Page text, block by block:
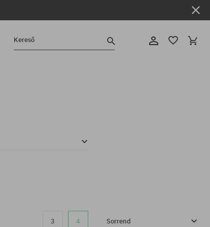
Kereső
3 4 Sorrend